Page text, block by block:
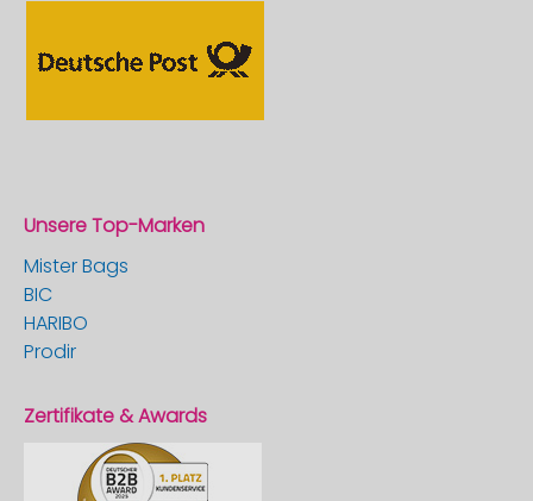
Unsere Top-Marken
Mister Bags
BIC
HARIBO
Prodir
Zertifikate & Awards